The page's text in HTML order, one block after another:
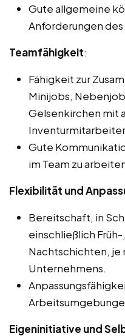
Gute allgemeine
Anforderungen des
Teamfähigkeit:
Fähigkeit zur
Minijobs,
Gelsenkirchen mit
Gute
im Team zu
Flexibilität und
Bereitschaft, in
einschließlich
Nachtschichten, je
Unternehmens.
Eigeninitiative und